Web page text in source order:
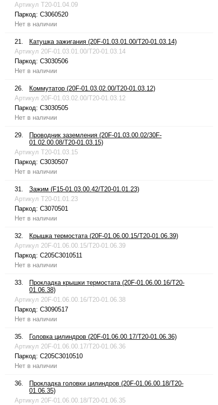
Артикул T20-01.04.09
Паркод: C3060520
Нет в наличии
21.
Катушка зажигания (20F-01.03.01.00/T20-01.03.14)
Артикул 20F-01.03.01.00/T20-01.03.14
Паркод: C3030506
Нет в наличии
26.
Коммутатор (20F-01.03.02.00/T20-01.03.12)
Артикул 20F-01.03.02.00/T20-01.03.12
Паркод: C3030505
Нет в наличии
29.
Проводник заземления (20F-01.03.00.02/30F-
01.02.00.08/T20-01.03.15)
Артикул T20-01.03.15
Паркод: C3030507
Нет в наличии
31.
Зажим (F15-01.03.00.42/T20-01.01.23)
Артикул T20-01.01.23
Паркод: C3070501
Нет в наличии
32.
Крышка термостата (20F-01.06.00.15/T20-01.06.39)
Артикул 20F-01.06.00.15/T20-01.06.39
Паркод: C205C3010511
Нет в наличии
33.
Прокладка крышки термостата (20F-01.06.00.16/T20-
01.06.38)
Артикул 20F-01.06.00.16/T20-01.06.38
Паркод: C3090517
Нет в наличии
35.
Головка цилиндров (20F-01.06.00.17/T20-01.06.36)
Артикул 20F-01.06.00.17/T20-01.06.36
Паркод: C205C3010510
Нет в наличии
36.
Прокладка головки цилиндров (20F-01.06.00.18/T20-
01.06.35)
Артикул 20F-01.06.00.18/T20-01.06.35